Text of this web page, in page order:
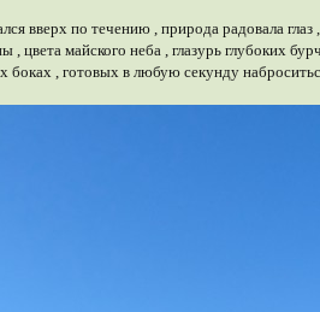
вверх по течению , природа радовала
, цвета майского неба , глазурь глубоких
, готовых в любую секунду